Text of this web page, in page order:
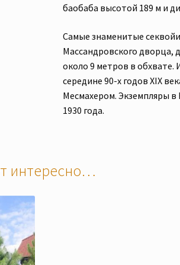
баобаба высотой 189 м и
Самые знаменитые
Массандровского дворца,
около 9 метров в обхвате.
середине 90-х годов XIX
Месмахером. Экземпляры в
1930 года.
интересно…